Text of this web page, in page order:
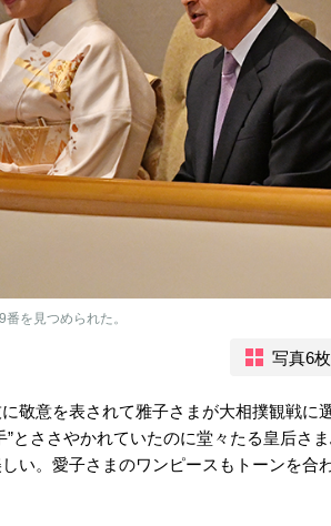
を見つめられた。
写真6枚
敬意を表されて雅子さまが大相撲観戦に
”とささやかれていたのに堂々たる皇后さ
い。愛子さまのワンピースもトーンを合